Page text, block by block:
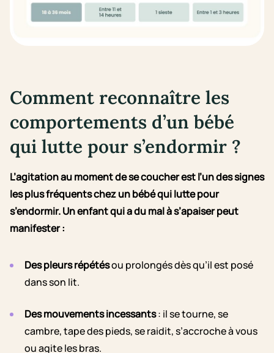
Comment reconnaître les
comportements d’un bébé
qui lutte pour s’endormir ?
L’agitation au moment de se coucher est l’un des signes
les plus fréquents chez un bébé qui lutte pour
s’endormir. Un enfant qui a du mal à s’apaiser peut
manifester :
Des pleurs répétésou prolongés dès qu’il est posé
dans son lit.
Des mouvements incessants: il se tourne, se
cambre, tape des pieds, se raidit, s’accroche à vous
ou agite les bras.